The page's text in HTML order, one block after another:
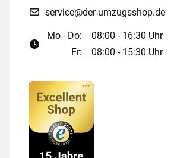
service@der-umzugsshop.de
Mo - Do:
08:00 - 16:30 Uhr
Fr:
08:00 - 15:30 Uhr